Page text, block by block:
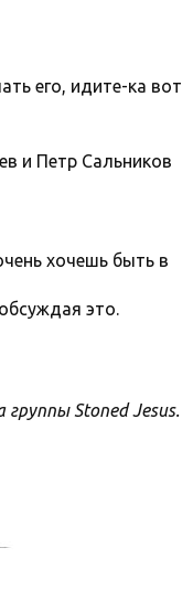
его, идите-ка вот
и Петр Сальников
хочешь быть в
это.
Stoned Jesus.